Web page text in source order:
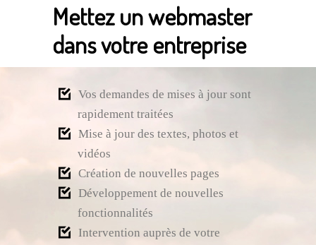
Mettez un webmaster
dans votre entreprise
Vos demandes de mises à jour sont
rapidement traitées
Mise à jour des textes, photos et
vidéos
Création de nouvelles pages
Développement de nouvelles
fonctionnalités
Intervention auprès de votre